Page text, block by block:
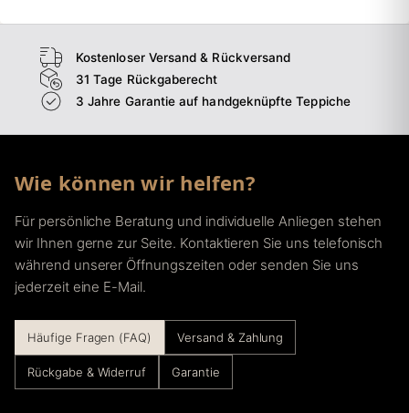
Kostenloser Versand & Rückversand
31 Tage Rückgaberecht
3 Jahre Garantie auf handgeknüpfte Teppiche
Wie können wir helfen?
Für persönliche Beratung und individuelle Anliegen stehen
wir Ihnen gerne zur Seite. Kontaktieren Sie uns telefonisch
während unserer Öffnungszeiten oder senden Sie uns
jederzeit eine E-Mail.
Häufige Fragen (FAQ) Versand & Zahlung
Rückgabe & Widerruf Garantie